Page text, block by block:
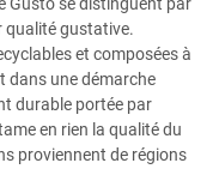
Gusto se distinguent par
qualité gustative.
et composées à
dans une démarche
durable portée par
en rien la qualité du
proviennent de régions